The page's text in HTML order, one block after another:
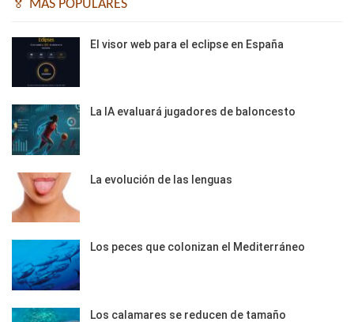
🏅 MÁS POPULARES
El visor web para el eclipse en España
La IA evaluará jugadores de baloncesto
La evolución de las lenguas
Los peces que colonizan el Mediterráneo
Los calamares se reducen de tamaño